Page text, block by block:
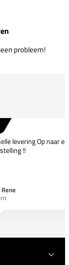
probleem!
levering Op naar
!!
Rene